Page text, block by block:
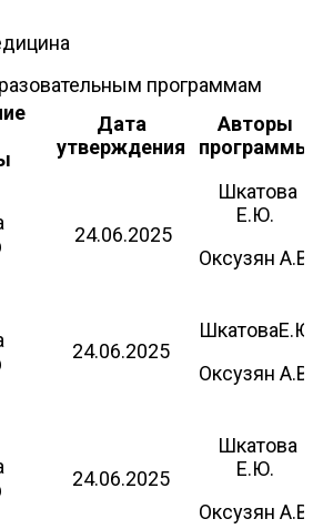
программам
Дата
утверждения
Авторы
программы
24.06.2025
Шкатова
Е.Ю.
Оксузян А.В.
24.06.2025
Оксузян А.В.
24.06.2025
Шкатова
Е.Ю.
Оксузян А.В.